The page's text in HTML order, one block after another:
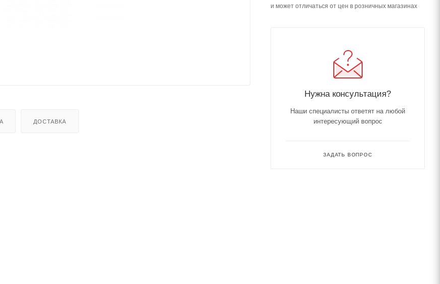
ДОСТАВКА
и может отличаться от цен в розничных магазинах
Нужна консультация?
Наши специалисты ответят на любой
интересующий вопрос
ЗАДАТЬ ВОПРОС